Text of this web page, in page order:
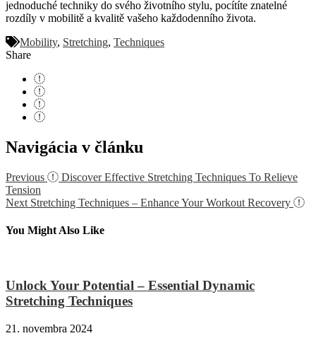
jednoduché techniky do svého životního stylu, pocítíte znatelné
rozdíly v mobilitě a kvalitě vašeho každodenního života.
Mobility, Stretching, Techniques
Share
Navigácia v článku
Previous
Discover Effective Stretching Techniques To Relieve
Tension
Next Stretching Techniques – Enhance Your Workout Recovery
You Might Also Like
Unlock Your Potential – Essential Dynamic
Stretching Techniques
21. novembra 2024